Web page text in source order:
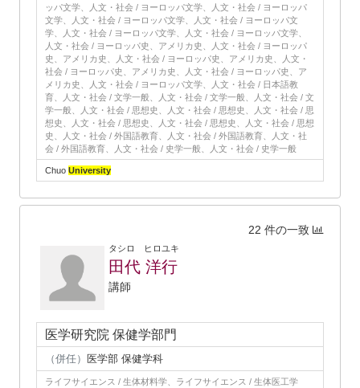
ッパ文学、人文・社会 / ヨーロッパ文学、人文・社会 / ヨーロッパ
文学、人文・社会 / ヨーロッパ文学、人文・社会 / ヨーロッパ文
学、人文・社会 / ヨーロッパ文学、人文・社会 / ヨーロッパ文学、
人文・社会 / ヨーロッパ史、アメリカ史、人文・社会 / ヨーロッパ
史、アメリカ史、人文・社会 / ヨーロッパ史、アメリカ史、人文・
社会 / ヨーロッパ史、アメリカ史、人文・社会 / ヨーロッパ史、ア
メリカ史、人文・社会 / ヨーロッパ文学、人文・社会 / 日本語教
育、人文・社会 / 文学一般、人文・社会 / 文学一般、人文・社会 / 文
学一般、人文・社会 / 思想史、人文・社会 / 思想史、人文・社会 / 思
想史、人文・社会 / 思想史、人文・社会 / 思想史、人文・社会 / 思想
史、人文・社会 / 外国語教育、人文・社会 / 外国語教育、人文・社
会 / 外国語教育、人文・社会 / 史学一般、人文・社会 / 史学一般
Chuo University
22 件の一致
タシロ ヒロユキ
田代 洋行
講師
医学研究院 保健学部門
（併任） 医学部 保健学科
ライフサイエンス / 生体材料学、ライフサイエンス / 生体医工学